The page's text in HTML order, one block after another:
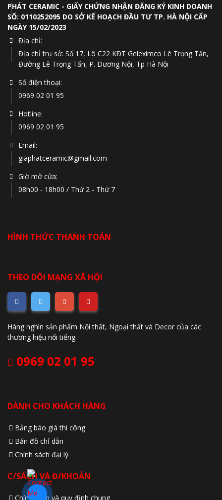
PHÁT CERAMIC - GIẤY CHỨNG NHẬN ĐĂNG KÝ KINH DOANH
SỐ: 0110252095 DO SỞ KẾ HOẠCH ĐẦU TƯ TP. HÀ NỘI CẤP
NGÀY 15/02/2023
Địa chỉ:
Địa chỉ trụ sở: Số 17, Lô C22 KĐT Geleximco Lê Trọng Tấn,
Đường Lê Trọng Tấn, P. Dương Nội, Tp Hà Nội
Số điện thoại:
0969 02 01 95
Hotline:
0969 02 01 95
Email:
giaphatceramic@gmail.com
Giờ mở cửa:
08h00 - 18h00 / Thứ 2 - Thứ 7
HÌNH THỨC THANH TOÁN
THEO DÕI MẠNG XÃ HỘI
Hàng nghìn sản phẩm Nội thất, Ngoại thất và Decor của các
thương hiệu nổi tiếng
0969 02 01 95
DÀNH CHO KHÁCH HÀNG
Bảng báo giá thi công
Bản đồ chỉ dẫn
Chính sách đại lý
C/SÁCH VÀ Đ/KHOẢN
Chính sách và quy định chung